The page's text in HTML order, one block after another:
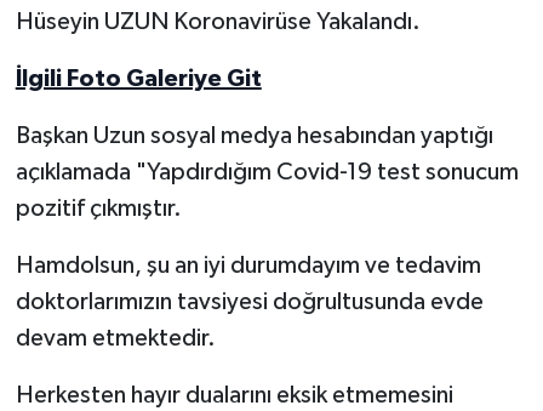
Hüseyin UZUN Koronavirüse Yakalandı.
İlgili Foto Galeriye Git
Başkan Uzun sosyal medya hesabından yaptığı
açıklamada "Yapdırdığım Covid-19 test sonucum
pozitif çıkmıştır.
Hamdolsun, şu an iyi durumdayım ve tedavim
doktorlarımızın tavsiyesi doğrultusunda evde
devam etmektedir.
Herkesten hayır dualarını eksik etmemesini
DÜNYA